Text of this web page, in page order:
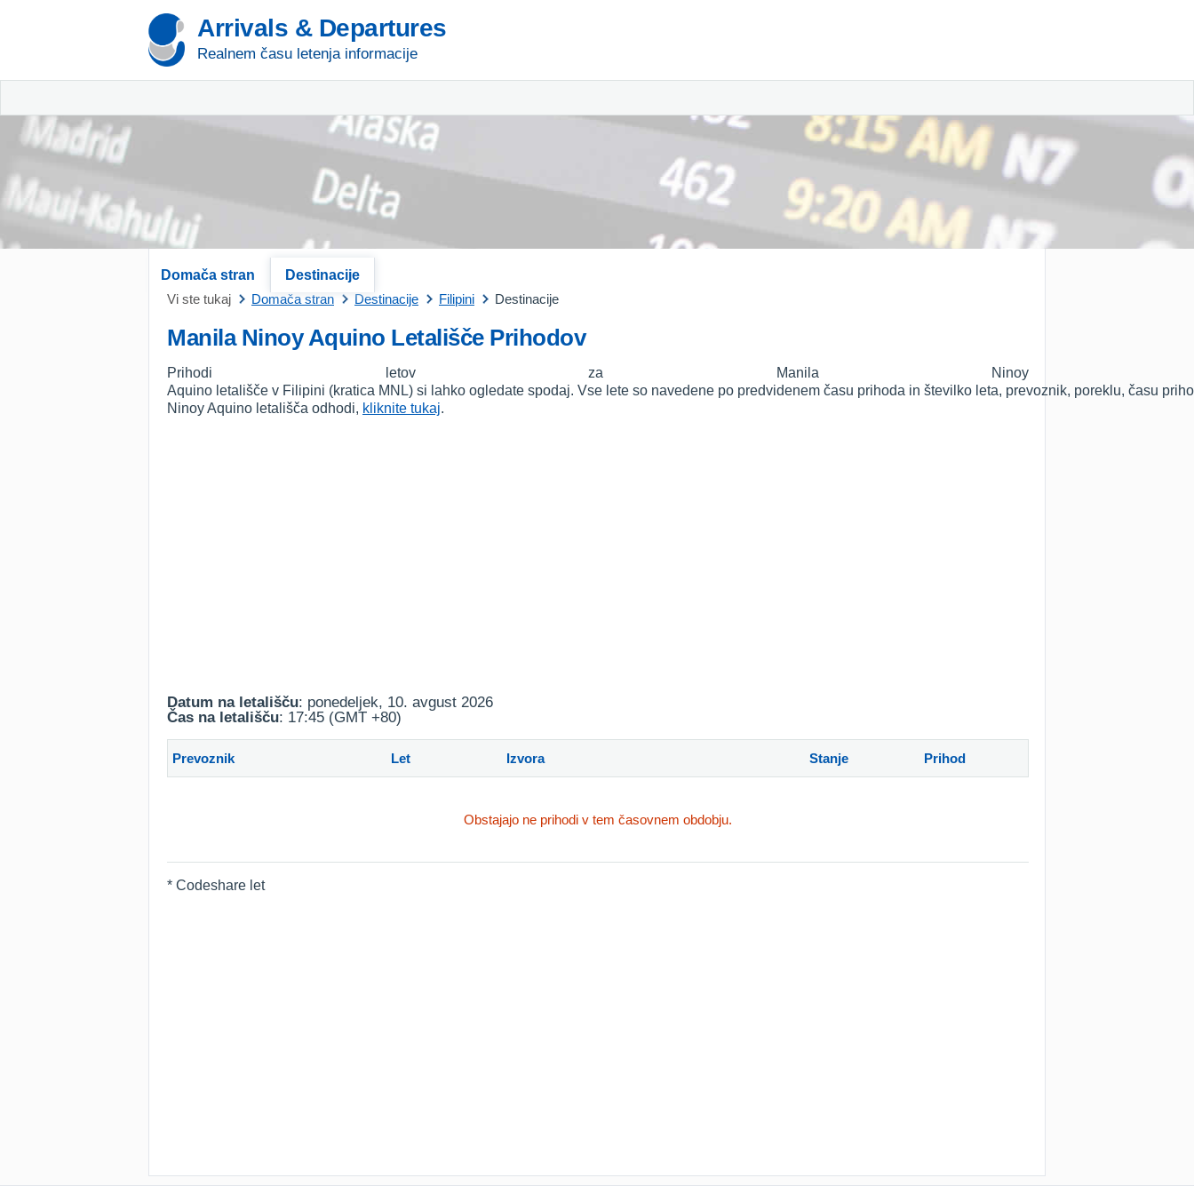
Arrivals & Departures
Realnem času letenja informacije
Domača stran
Destinacije
Vi ste tukaj
Domača stran Destinacije Filipini Destinacije
Manila Ninoy Aquino Letališče Prihodov
Prihodi letov za Manila Ninoy
Aquino letališče v Filipini (kratica MNL) si lahko ogledate spodaj. Vse lete so navedene po predvidenem času prihoda in številko leta, prevoznik, poreklu, času
Ninoy Aquino letališča odhodi, kliknite tukaj.
Datum na letališču: ponedeljek, 10. avgust 2026
Čas na letališču: 17:45 (GMT +80)
Prevoznik Let Izvora Stanje Prihod
Obstajajo ne prihodi v tem časovnem obdobju.
* Codeshare let